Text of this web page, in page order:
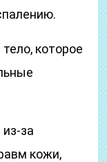
которое
за
кожи,